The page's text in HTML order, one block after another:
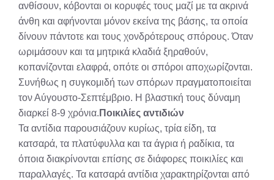
ανθίσουν, κόβονται οι κορυφές τους μαζί με τα ακρινά
άνθη και αφήνονται μόνον εκείνα της βάσης, τα οποία
δίνουν πάντοτε και τους χονδρότερους σπόρους. Όταν
ωριμάσουν και τα μητρικά κλαδιά ξηραθούν,
κοπανίζονται ελαφρά, οπότε οι σπόροι αποχωρίζονται.
Συνήθως η συγκομιδή των σπόρων πραγματοποιείται
τον Αύγουστο-Σεπτέμβριο. Η βλαστική τους δύναμη
διαρκεί 8-9 χρόνια. Ποικιλίες αντιδιών
Τα αντίδια παρουσιάζουν κυρίως, τρία είδη, τα
κατσαρά, τα πλατύφυλλα και τα άγρια ή ραδίκια, τα
όποια διακρίνονται επίσης σε διάφορες ποικιλίες και
παραλλαγές. Τα κατσαρά αντίδια χαρακτηρίζονται από